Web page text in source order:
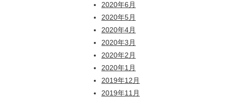
2020年6月
2020年5月
2020年4月
2020年3月
2020年2月
2020年1月
2019年12月
2019年11月